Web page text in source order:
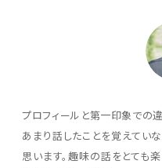
プロフィールと第一印象での
あまり話したことを覚えてい
思います。趣味の話をとても